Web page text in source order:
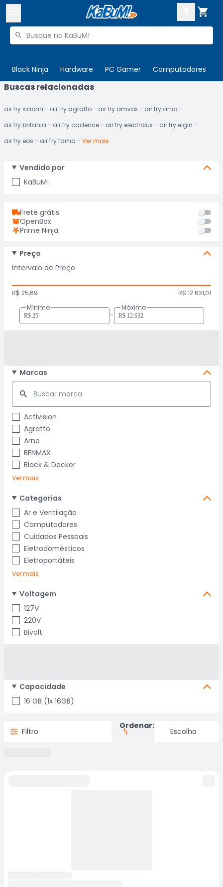

Buscar produtos

Black Ninja Hardware PC Gamer Computadores

 Departamentos
Cupons
 Ativar tradutor em libras
ENTRE
CADASTRE-SE
Buscas relacionadas
air fry xiaomi air fry agratto air fry amvox
air fry arno
air fry britania
air fry cadence air fry electrolux
air fry elgin
air fry eos
air fry fama Ver mais
Vendido por
KaBuM!
Frete grátis
OpenBox
Prime Ninja
Preço
Intervalo de Preço
R$ 25,69
R$ 12.631,01
Mínimo
-
Máximo
Marcas
Activision
Agratto
Arno
BENMAX
Black & Decker
Ver mais
Categorias
Ar e Ventilação
Computadores
Cuidados Pessoais
Eletrodomésticos
Eletroportáteis
Ver mais
Voltagem
127V
220V
Bivolt
Capacidade
16 GB (1x 16GB)
Filtro
Ordenar: